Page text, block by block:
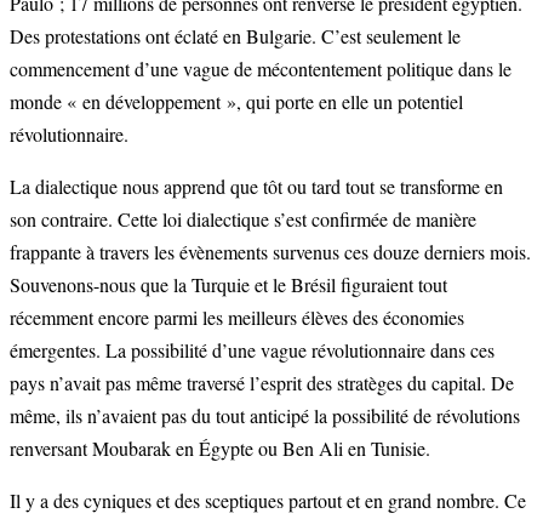
Des protestations ont éclaté en Bulgarie. C’est seulement le
commencement d’une vague de mécontentement politique dans le
monde « en développement », qui porte en elle un potentiel
révolutionnaire.
La dialectique nous apprend que tôt ou tard tout se transforme en
son contraire. Cette loi dialectique s’est confirmée de manière
frappante à travers les évènements survenus ces douze derniers mois.
Souvenons-nous que la Turquie et le Brésil figuraient tout
récemment encore parmi les meilleurs élèves des économies
émergentes. La possibilité d’une vague révolutionnaire dans ces
pays n’avait pas même traversé l’esprit des stratèges du capital. De
même, ils n’avaient pas du tout anticipé la possibilité de révolutions
renversant Moubarak en Égypte ou Ben Ali en Tunisie.
Il y a des cyniques et des sceptiques partout et en grand nombre. Ce